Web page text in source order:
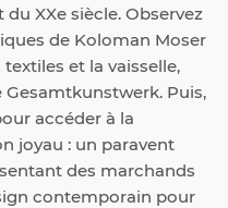
XXe siècle. Observez
de Koloman Moser
et la vaisselle,
Puis,
accéder à la
joyau : un paravent
des marchands
contemporain pour